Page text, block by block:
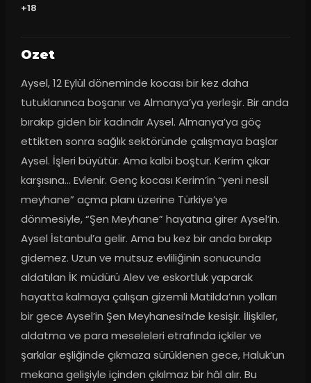
+18
Ozet
Aysel, 12 Eylül döneminde kocası bir kez daha
tutuklanınca boşanır ve Almanya’ya yerleşir. Bir anda
bırakıp giden bir kadındır Aysel. Almanya’ya göç
ettikten sonra sağlık sektöründe çalışmaya başlar
Aysel. İşleri büyütür. Ama kalbi boştur. Kerim çıkar
karşısına… Evlenir. Genç kocası Kerim’in “yeni nesil
meyhane” açma planı üzerine Türkiye’ye
dönmesiyle, “Şen Meyhane” hayatına girer Aysel’in.
Aysel İstanbul’a gelir. Ama bu kez bir anda bırakıp
gidemez. Uzun ve mutsuz evliliğinin sonucunda
aldatılan İK müdürü Alev ve eskortluk yaparak
hayatta kalmaya çalışan gizemli Matilda’nın yolları
bir gece Aysel’in Şen Meyhanesi’nde kesişir. İlişkiler,
aldatma ve para meseleleri etrafında içkiler ve
şarkılar eşliğinde çıkmaza sürüklenen gece, Haluk’un
mekana gelişiyle içinden çıkılmaz bir hâl alır. Bu